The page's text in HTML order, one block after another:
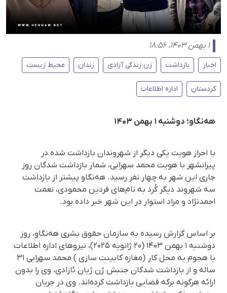
۱ بهمن ۱۴۰۳، ۱۸:۵۶
اخبار بازداشت زن زندگی آزادی زندان محیط زیست
کردستان اداره اطلاعات
هه‌نگاو؛ دوشنبه ۱ بهمن ۱۴۰۳
با احراز هویت یکی دیگر از شهروندان بازداشت شده در
پیرانشهر با هویت محمد سهرابی، شمار بازداشت شدگان روز
جاری این شهر به چهار نفر رسید. هه‌نگاو پیشتر از بازداشت
سه شهروند دیگر کُرد به نام‌های فردین محمودی، نعمت
احمدنژاد و مراد استوار در این شهر خبر داده بود.
بر اساس گزارش رسیده به سازمان حقوق بشری هه‌نگاو، روز
دوشنبه ۱ بهمن ۱۴۰۳ (۲۰ ژانویه ۲۰۲۵)، نیروهای اداره اطلاعات
با هجوم به محل کار (مغازه کابینت سازی ) محمد سهرابی ۳۱
ساله و از بازداشت شدگان جنبش ژن ژیان ئازادی، وی را بدون
ارائه هرگونه برگه قضایی بازداشت کرده‌اند. وی در جریان